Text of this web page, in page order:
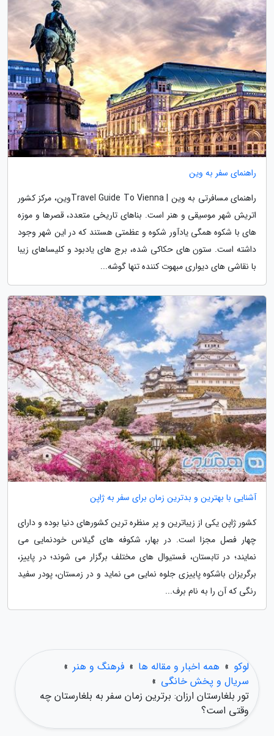
راهنمای سفر به وین
راهنمای مسافرتی به وین | Travel Guide To Viennaوین، مرکز کشور
اتریش شهر موسیقی و هنر است. بناهای تاریخی متعدد، قصرها و موزه
های با شکوه همگی یادآور شکوه و عظمتی هستند که در این شهر وجود
داشته است. ستون های حکاکی شده، برج های یادبود و کلیساهای زیبا
با نقاشی های دیواری مبهوت کننده تنها گوشه...
آشنایی با بهترین و بدترین زمان برای سفر به ژاپن
کشور ژاپن یکی از زیباترین و پر منظره ترین کشورهای دنیا بوده و دارای
چهار فصل مجزا است. در بهار، شکوفه های گیلاس خودنمایی می
نمایند؛ در تابستان، فستیوال های مختلف برگزار می شوند؛ در پاییز،
برگریزان باشکوه پاییزی جلوه نمایی می نماید و در زمستان، پودر سفید
رنگی که آن را به نام برف...
لوکو » همه اخبار و مقاله ها » فرهنگ و هنر »
سریال و پخش خانگی »
تور بلغارستان ارزان: برترین زمان سفر به بلغارستان چه
وقتی است؟